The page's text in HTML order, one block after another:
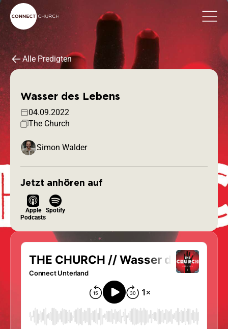
Alle Predigten
Wasser des Lebens
04.09.2022
The Church
Simon Walder
Jetzt anhören auf
Apple
Podcasts
Spotify